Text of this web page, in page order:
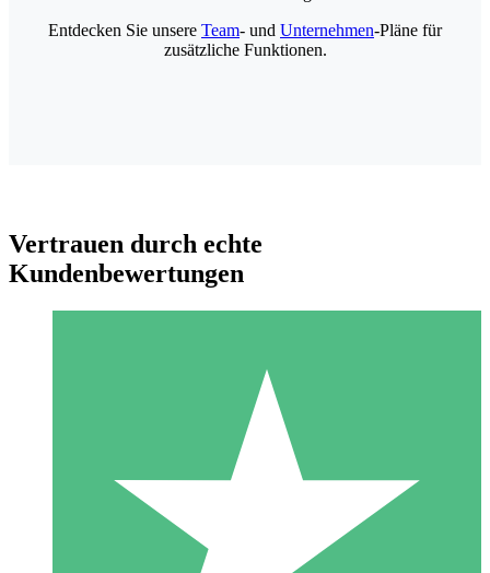
Individuelle Credit-Pakete
Zahlen Sie nach Bedarf mit Download-Credits. Keine
monatliche Verpflichtung erforderlich.
Entdecken Sie unsere Team- und Unternehmen-Pläne für
zusätzliche Funktionen.
Vertrauen durch echte
Kundenbewertungen